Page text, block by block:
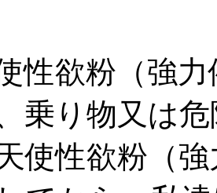
性欲粉（強力
乗り物又は
使性欲粉（